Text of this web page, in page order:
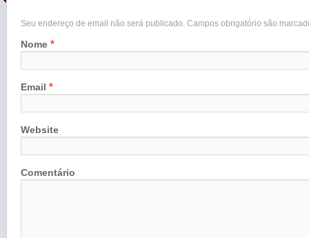
Seu endereço de email não será publicado. Campos obrigatório são
Nome *
Email *
Website
Comentário